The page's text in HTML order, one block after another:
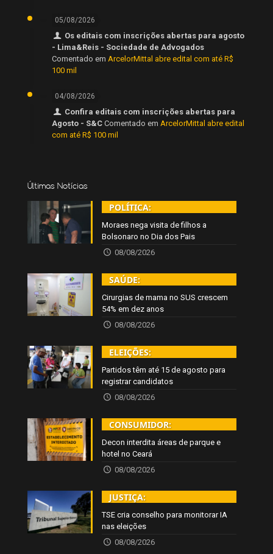
05/08/2026
Os editais com inscrições abertas para agosto
- Lima&Reis - Sociedade de Advogados
Comentado em ArcelorMittal abre edital com até R$
100 mil
04/08/2026
Confira editais com inscrições abertas para
Agosto - S&C Comentado em ArcelorMittal abre edital
com até R$ 100 mil
Últimas Notícias
POLÍTICA:
Moraes nega visita de filhos a
Bolsonaro no Dia dos Pais
08/08/2026
SAÚDE:
Cirurgias de mama no SUS crescem
54% em dez anos
08/08/2026
ELEIÇÕES:
Partidos têm até 15 de agosto para
registrar candidatos
08/08/2026
CONSUMIDOR:
Decon interdita áreas de parque e
hotel no Ceará
08/08/2026
JUSTIÇA:
TSE cria conselho para monitorar IA
nas eleições
08/08/2026